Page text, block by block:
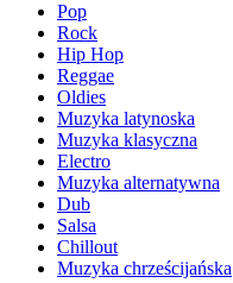
Pop
Rock
Hip Hop
Reggae
Oldies
Muzyka latynoska
Muzyka klasyczna
Electro
Muzyka alternatywna
Dub
Salsa
Chillout
Muzyka chrześcijańska